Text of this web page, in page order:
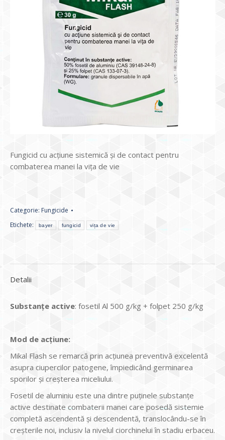
Fungicid cu acţiune sistemică şi de contact pentru
combaterea manei la viţa de vie
Categorie: Fungicide
Etichete:
bayer fungicid vița de vie
Detalii
Substanţe active: fosetil Al 500 g/kg + folpet 250 g/kg
Mod de acţiune:
Mikal Flash se remarcă prin acţiunea preventivă excelentă
asupra ciupercilor patogene, împiedicând germinarea
sporilor şi creşterea miceliului.
Fosetil de aluminiu este una dintre puţinele substanţe
active destinate combaterii manei care posedă sistemie
completă ascendentă şi descendentă, translocându-se în
creşterile noi, inclusiv la nivelul ciorchinelui în stadiu erbaceu.